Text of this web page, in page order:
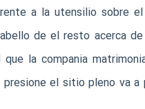
a la utensilio sobre
de el resto acerca
la compania
presione el sitio pleno va a